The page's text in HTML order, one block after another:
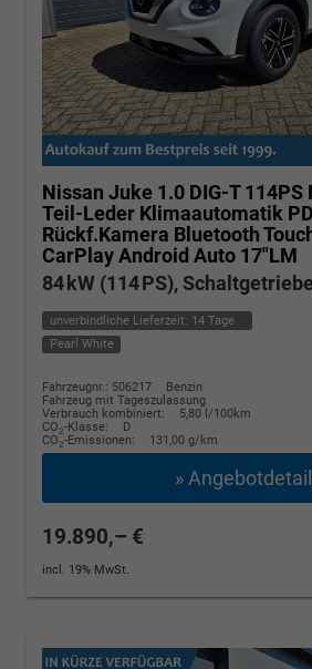
Nissan Juke 1.0 DIG-T
Teil-Leder Klimaautomatik
Rückf.Kamera Bluetooth
CarPlay Android Auto 17"LM
84 kW (114 PS),
unverbindliche Lieferzeit: 14 Tage
Pearl White
Fahrzeugnr.: 506217
Benzin
Fahrzeug mit Tageszulassung
Verbrauch kombiniert:
5,80 l/100km
CO2-Klasse:
D
CO2-Emissionen: 131,00 g/km
»
19.890,– €
incl. 19% MwSt.